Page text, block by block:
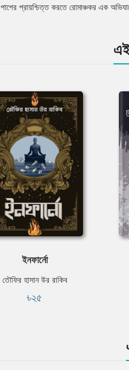
প্রায়শ্চিত্ত করতে রোমাঞ্চকর এক
ইনফার্নো
তৌফির হাসান উর রাকিব
৳২৫